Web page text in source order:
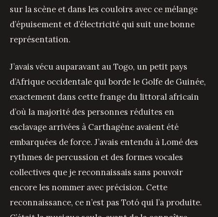
sur la scène et dans les couloirs avec ce mélange
d’épuisement et d’électricité qui suit une bonne
représentation.
J’avais vécu auparavant au Togo, un petit pays
d’Afrique occidentale qui borde le Golfe de Guinée,
exactement dans cette frange du littoral africain
d’où la majorité des personnes réduites en
esclavage arrivées à Carthagène avaient été
embarquées de force. J’avais entendu à Lomé des
rythmes de percussion et des formes vocales
collectives que je reconnaissais sans pouvoir
encore les nommer avec précision. Cette
reconnaissance, ce n’est pas Totó qui l’a produite.